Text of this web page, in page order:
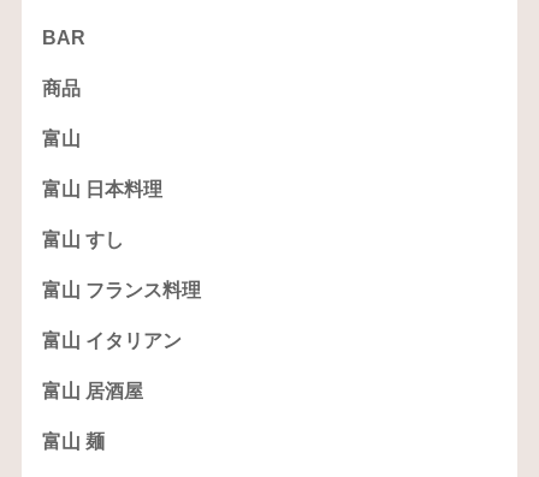
BAR
商品
富山
富山 日本料理
富山 すし
富山 フランス料理
富山 イタリアン
富山 居酒屋
富山 麺